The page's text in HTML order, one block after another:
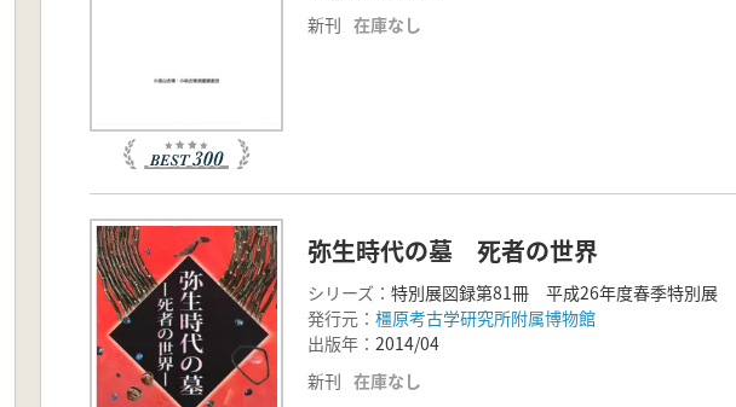
新刊 在庫なし
弥生時代の墓 死者の世界
シリーズ： 特別展図録第81冊 平成26年度春季特別展
発行元： 橿原考古学研究所附属博物館
出版年： 2014/04
新刊 在庫なし